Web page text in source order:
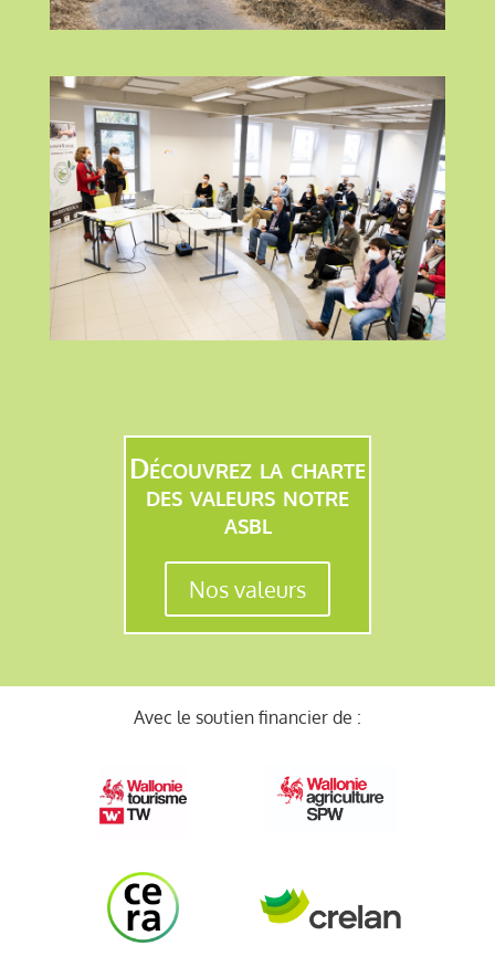
Découvrez la charte
des valeurs notre
asbl
Nos valeurs
Avec le soutien financier de :